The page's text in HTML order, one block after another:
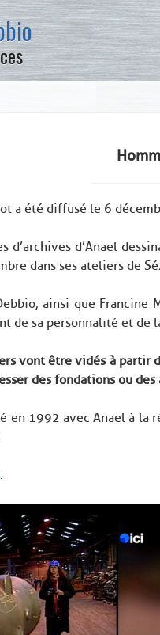
a été diffusé le 6
d’archives d’Anael
dans ses ateliers de
ainsi que Francine
de sa personnalité et de
vont être vidés à partir
des fondations ou
1992 avec Anael à la
.